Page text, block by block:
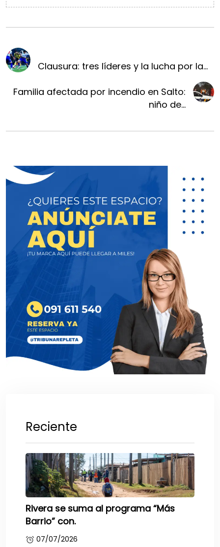
Clausura: tres líderes y la lucha por la...
Familia afectada por incendio en Salto:
niño de...
Reciente
Rivera se suma al programa “Más
Barrio” con.
07/07/2026